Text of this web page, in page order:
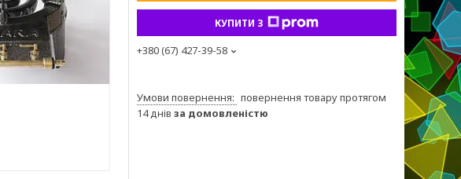
КУПИТИ З
+380 (67) 427-39-58
повернення товару протягом
14 днів за домовленістю